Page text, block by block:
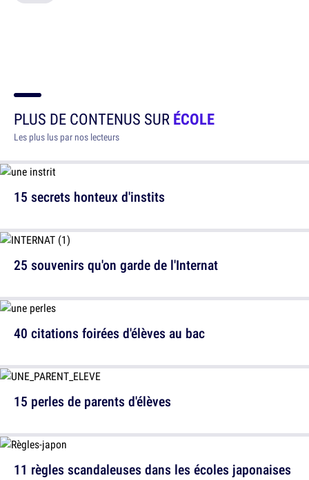
PLUS DE CONTENUS SURÉCOLE
Les plus lus par nos lecteurs
15 secrets honteux d'instits
40 citations foirées d'élèves au bac
11 règles scandaleuses dans les écoles japonaises
25 souvenirs qu'on garde de l'Internat
15 perles de parents d'élèves